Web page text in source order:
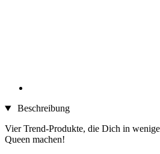
Beschreibung
Vier Trend-Produkte, die Dich in
Queen machen!